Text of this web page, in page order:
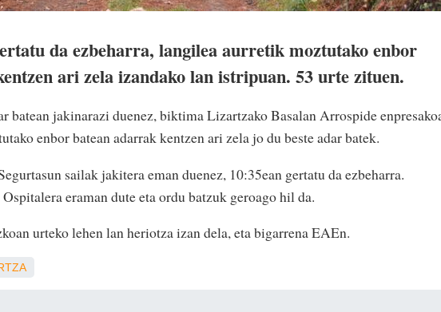
da ezbeharra, langilea aurretik moztutako enbor
ari zela izandako lan istripuan. 53 urte zituen.
batean jakinarazi duenez, biktima Lizartzako Basalan Arrospide
enbor batean adarrak kentzen ari zela jo du beste adar batek.
sailak jakitera eman duenez, 10:35ean gertatu da ezbeharra.
eraman dute eta ordu batzuk geroago hil da.
urteko lehen lan heriotza izan dela, eta bigarrena EAEn.